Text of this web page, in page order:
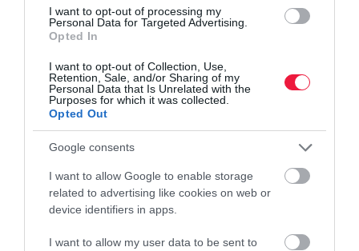
I want to opt-out of processing my
Personal Data for Targeted Advertising.
Opted In
I want to opt-out of Collection, Use,
Retention, Sale, and/or Sharing of my
Personal Data that Is Unrelated with the
Purposes for which it was collected.
Opted Out
Google consents
I want to allow Google to enable storage
related to advertising like cookies on web or
device identifiers in apps.
I want to allow my user data to be sent to
hálózatot, akik 1972 óta az első emberek lehetnek az égitesten.